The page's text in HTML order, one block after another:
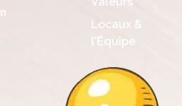
Locaux &
l’Équipe